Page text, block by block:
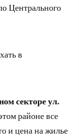
Центрального
секторе ул.
районе все
и цена на жилье